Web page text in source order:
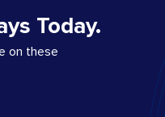
Today.
on these